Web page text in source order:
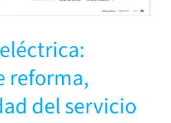
reforma,
del servicio